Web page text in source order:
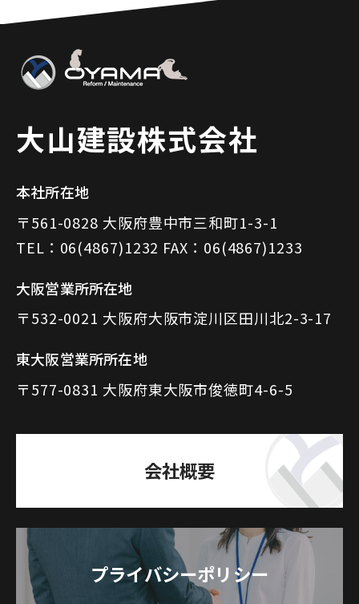
大山建設株式会社
本社所在地
〒561-0828 大阪府豊中市三和町1-3-1
TEL：06(4867)1232 FAX：06(4867)1233
大阪営業所所在地
〒532-0021 大阪府大阪市淀川区田川北2-3-17
東大阪営業所所在地
〒577-0831 大阪府東大阪市俊徳町4-6-5
会社概要
プライバシーポリシー